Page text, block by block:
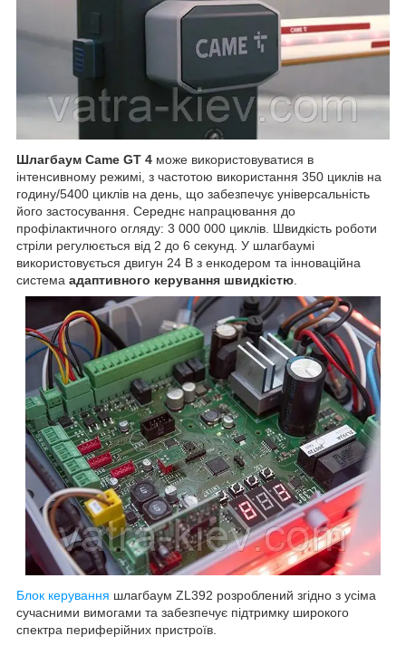
Шлагбаум Came GT 4 може використовуватися в
інтенсивному режимі, з частотою використання 350 циклів на
годину/5400 циклів на день, що забезпечує універсальність
його застосування. Середнє напрацювання до
профілактичного огляду: 3 000 000 циклів. Швидкість роботи
стріли регулюється від 2 до 6 секунд. У шлагбаумі
використовується двигун 24 В з енкодером та інноваційна
система адаптивного керування швидкістю.
Блок керування шлагбаум ZL392 розроблений згідно з усіма
сучасними вимогами та забезпечує підтримку широкого
спектра периферійних пристроїв.